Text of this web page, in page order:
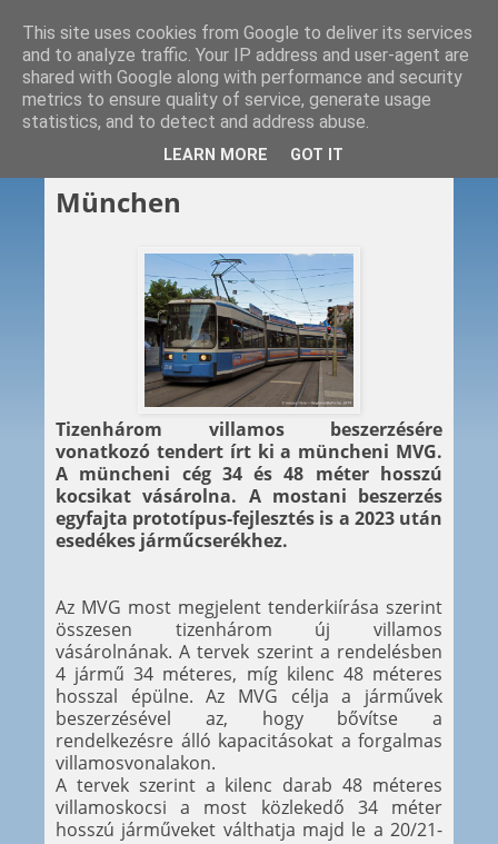
2014. 05. 16.
Hosszú villamosokat vesz
München
Tizenhárom villamos beszerzésére
vonatkozó tendert írt ki a müncheni MVG.
A müncheni cég 34 és 48 méter hosszú
kocsikat vásárolna. A mostani beszerzés
egyfajta prototípus-fejlesztés is a 2023 után
esedékes járműcserékhez.
Az MVG most megjelent tenderkiírása szerint
összesen tizenhárom új villamos
vásárolnának. A tervek szerint a rendelésben
4 jármű 34 méteres, míg kilenc 48 méteres
hosszal épülne. Az MVG célja a járművek
beszerzésével az, hogy bővítse a
rendelkezésre álló kapacitásokat a forgalmas
villamosvonalakon.
A tervek szerint a kilenc darab 48 méteres
villamoskocsi a most közlekedő 34 méter
hosszú járműveket válthatja majd le a 20/21-
This site uses cookies from Google to deliver its services
and to analyze traffic. Your IP address and user-agent are
shared with Google along with performance and security
metrics to ensure quality of service, generate usage
statistics, and to detect and address abuse.
LEARN MORE GOT IT